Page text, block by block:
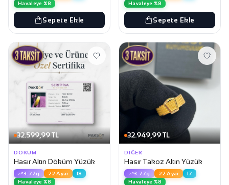
Havaleye %8
Sepete Ekle
Havaleye %8
Sepete Ekle
32.599,99 TL
DÖKÜM
Hasır Altın Döküm Yüzük
3.77g 22 Ayar
18
Havaleye %8
32.949,99 TL
DIĞER
Hasır Takoz Altın Yüzük
3.77g 22 Ayar
17
Havaleye %8